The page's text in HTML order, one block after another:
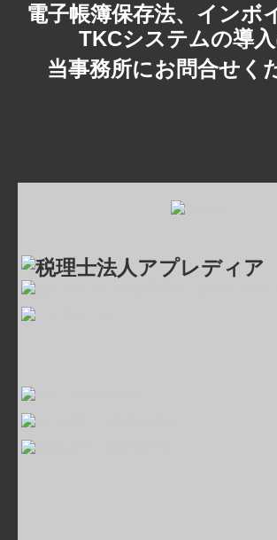
電子帳簿保存法、インボ
TKCシステムの導入
当事務所にお問合せく